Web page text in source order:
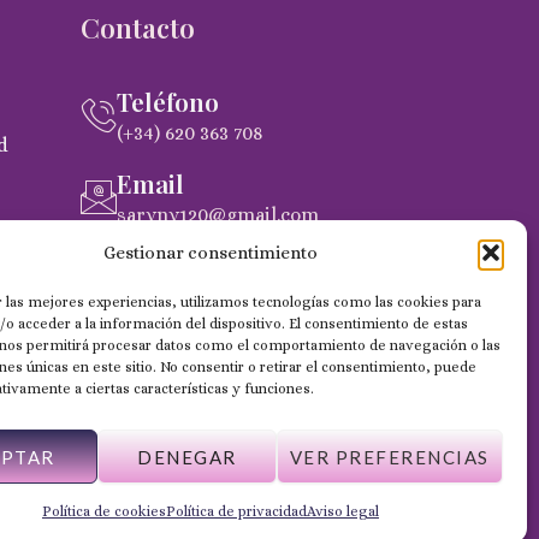
Gestionar consentimiento
las mejores experiencias, utilizamos tecnologías como las cookies para
acceder a la información del dispositivo. El consentimiento de estas
permitirá procesar datos como el comportamiento de navegación o las
únicas en este sitio. No consentir o retirar el consentimiento, puede
a ciertas características y funciones.
DENEGAR VER PREFERENCIAS
Política de cookiesPolítica de privacidadAviso legal
Contacto
Teléfono
(+34) 620 363 708
Email
saryny120@gmail.com
Dirección
C. Gobernador Marín Acuña, 53, (35014)
Las Palmas de Gran Canaria
Web desarrollada por Wilapp España